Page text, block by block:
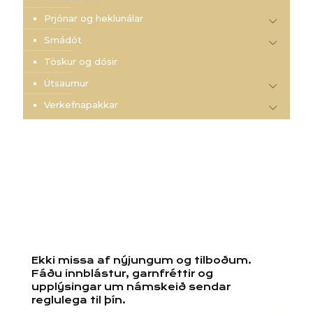
Prjónar og heklunálar
Smádót
Töskur og dósir
Útsaumur
Verkefnapakkar
Ekki missa af nýjungum og tilboðum.
Fáðu innblástur, garnfréttir og
upplýsingar um námskeið sendar
reglulega til þín.